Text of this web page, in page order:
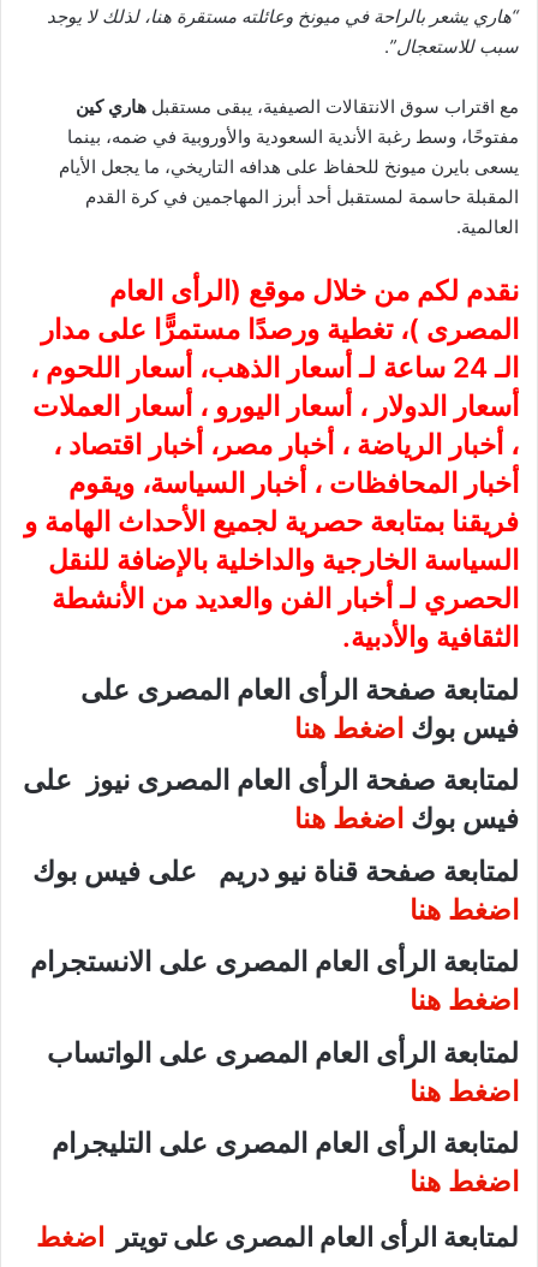
“هاري يشعر بالراحة في ميونخ وعائلته مستقرة هنا، لذلك لا يوجد
سبب للاستعجال”.
مع اقتراب سوق الانتقالات الصيفية، يبقى مستقبل هاري كين
مفتوحًا، وسط رغبة الأندية السعودية والأوروبية في ضمه، بينما
يسعى بايرن ميونخ للحفاظ على هدافه التاريخي، ما يجعل الأيام
المقبلة حاسمة لمستقبل أحد أبرز المهاجمين في كرة القدم
العالمية.
نقدم لكم من خلال موقع ( الرأى العام
المصرى )، تغطية ورصدًا مستمرًّا على مدار
الـ 24 ساعة لـ أسعار الذهب، أسعار اللحوم ،
أسعار الدولار ، أسعار اليورو ، أسعار العملات
، أخبار الرياضة ، أخبار مصر، أخبار اقتصاد ،
أخبار المحافظات ، أخبار السياسة، ويقوم
فريقنا بمتابعة حصرية لجميع الأحداث الهامة و
السياسة الخارجية والداخلية بالإضافة للنقل
الحصري لـ أخبار الفن والعديد من الأنشطة
الثقافية والأدبية.
لمتابعة صفحة الرأى العام المصرى على
فيس بوك اضغط هنا
لمتابعة صفحة الرأى العام المصرى نيوز على
فيس بوك اضغط هنا
لمتابعة صفحة قناة نيو دريم على فيس بوك
اضغط هنا
لمتابعة الرأى العام المصرى على الانستجرام
اضغط هنا
لمتابعة الرأى العام المصرى على الواتساب
اضغط هنا
لمتابعة الرأى العام المصرى على التليجرام
اضغط هنا
لمتابعة الرأى العام المصرى على تويتر اضغط